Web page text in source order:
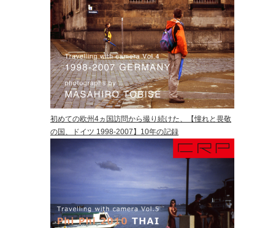
初めての欧州4ヵ国訪問から撮り続けた、【憧れと畏敬
の国、ドイツ 1998-2007】10年の記録